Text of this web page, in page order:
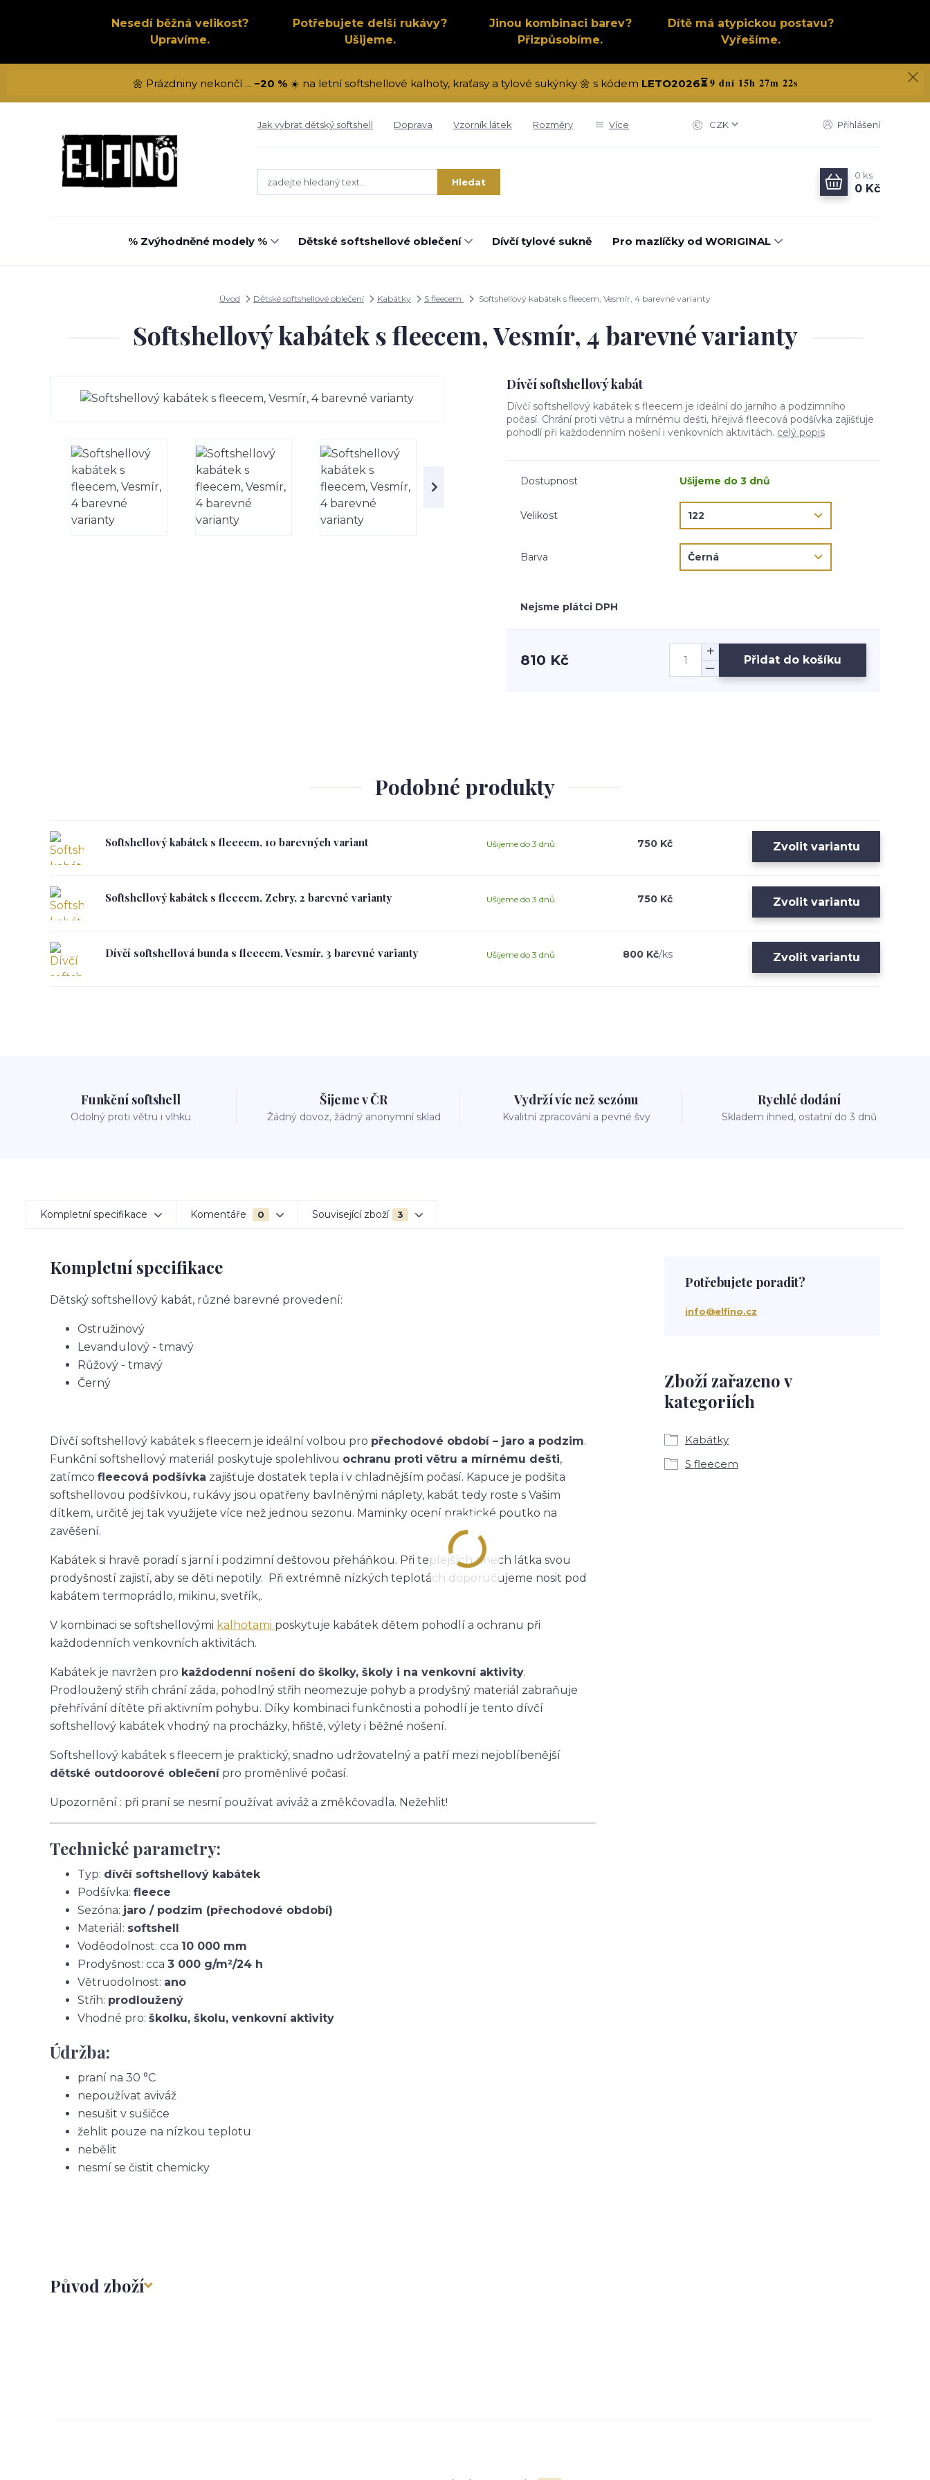
Nesedí běžná velikost?
Upravíme.
Potřebujete delší rukávy?
Ušijeme.
Jinou kombinaci barev?
Přizpůsobíme.
Dítě má atypickou postavu?
Vyřešíme.
🌼 Prázdniny nekončí ... −20 %☀️ na letní softshellové kalhoty, kraťasy a tylové sukýnky 🌼 s kódem LETO2026⏳9 dní 15h 27m 21s
Jak vybrat dětský softshell Doprava Vzorník látek Rozměry Více CZK Přihlášení
Hledat
0 ks
0 Kč
% Zvýhodněné modely % Dětské softshellové oblečení Dívčí tylové sukně Pro mazlíčky od WORIGINAL
Úvod Dětské softshellové oblečení Kabátky S fleecem Softshellový kabátek s fleecem, Vesmír, 4 barevné varianty
Softshellový kabátek s fleecem, Vesmír, 4 barevné varianty
Dívčí softshellový kabát
Dívčí softshellový kabátek s fleecem je ideální do jarního a podzimního
počasí. Chrání proti větru a mírnému dešti, hřejivá fleecová podšívka zajišťuje
pohodlí při každodenním nošení i venkovních aktivitách. celý popis
Dostupnost Ušijeme do 3 dnů
Velikost
Barva
Nejsme plátci DPH
810 Kč Přidat do košíku
Podobné produkty
Softshellový kabátek s fleecem, 10 barevných variant 750 Kč
Ušijeme do 3 dnů Zvolit variantu
Softshellový kabátek s fleecem, Zebry, 2 barevné varianty 750 Kč
Ušijeme do 3 dnů Zvolit variantu
Dívčí softshellová bunda s fleecem, Vesmír, 3 barevné varianty 800 Kč/ks
Ušijeme do 3 dnů Zvolit variantu
Funkční softshell
Odolný proti větru i vlhku
Šijeme v ČR
Žádný dovoz, žádný anonymní sklad
Vydrží víc než sezónu
Kvalitní zpracování a pevné švy
Rychlé dodání
Skladem ihned, ostatní do 3 dnů
Kompletní specifikace Komentáře 0 Související zboží 3
Kompletní specifikace
Dětský softshellový kabát, různé barevné provedení:
Ostružinový
Levandulový - tmavý
Růžový - tmavý
Černý
Dívčí softshellový kabátek s fleecem je ideální volbou pro přechodové období – jaro a podzim.
Funkční softshellový materiál poskytuje spolehlivou ochranu proti větru a mírnému dešti,
zatímco fleecová podšívka zajišťuje dostatek tepla i v chladnějším počasí. Kapuce je podšita
softshellovou podšívkou, rukávy jsou opatřeny bavlněnými náplety, kabát tedy roste s Vašim
dítkem, určitě jej tak využijete více než jednou sezonu. Maminky ocení praktické poutko na
zavěšení.
Kabátek si hravě poradí s jarní i podzimní dešťovou přeháňkou. Při teplejších dnech látka svou
prodyšností zajistí, aby se děti nepotily. Při extrémně nízkých teplotách doporučujeme nosit pod
kabátem termoprádlo, mikinu, svetřík,.
V kombinaci se softshellovými kalhotami poskytuje kabátek dětem pohodlí a ochranu při
každodenních venkovních aktivitách.
Kabátek je navržen pro každodenní nošení do školky, školy i na venkovní aktivity.
Prodloužený střih chrání záda, pohodlný střih neomezuje pohyb a prodyšný materiál zabraňuje
přehřívání dítěte při aktivním pohybu. Díky kombinaci funkčnosti a pohodlí je tento dívčí
softshellový kabátek vhodný na procházky, hřiště, výlety i běžné nošení.
Softshellový kabátek s fleecem je praktický, snadno udržovatelný a patří mezi nejoblíbenější
dětské outdoorové oblečenípro proměnlivé počasí.
Upozornění : při praní se nesmí používat aviváž a změkčovadla. Nežehlit!
Technické parametry:
Typ: dívčí softshellový kabátek
Podšívka: fleece
Sezóna: jaro / podzim (přechodové období)
Materiál: softshell
Voděodolnost: cca 10 000 mm
Prodyšnost: cca 3 000 g/m²/24 h
Větruodolnost: ano
Střih: prodloužený
Vhodné pro: školku, školu, venkovní aktivity
Údržba:
praní na 30 °C
nepoužívat aviváž
nesušit v sušičce
žehlit pouze na nízkou teplotu
nebělit
nesmí se čistit chemicky
Původ zboží
Zboží zařazeno v
kategoriích
Kabátky
S fleecem
Potřebujete poradit?
info@elfino.cz